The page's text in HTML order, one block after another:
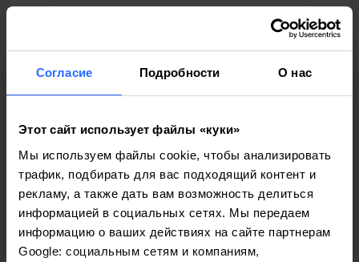
Согласие Подробности О нас
Этот сайт использует файлы «куки»
Мы используем файлы cookie, чтобы анализировать
трафик, подбирать для вас подходящий контент и
рекламу, а также дать вам возможность делиться
информацией в социальных сетях. Мы передаем
информацию о ваших действиях на сайте партнерам
Google: социальным сетям и компаниям,
10K+
Веб-доменов под управлением
99.9%
Uptime Услуг
1 мин
Среднее время регистрации